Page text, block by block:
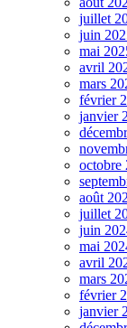
juillet
juin
mai
avril
mars
février
janvier
octobre
août
juillet
juin
mai
avril
mars
février
janvier